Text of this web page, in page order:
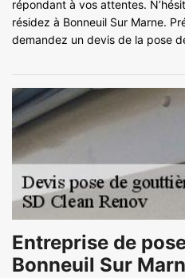
répondant à vos attentes.
résidez à Bonneuil Sur Marne.
demandez un devis de la pose
Entreprise de
Bonneuil Sur